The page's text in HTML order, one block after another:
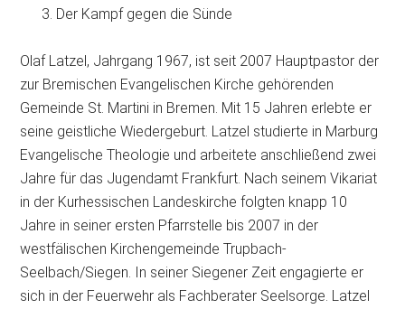
Der Kampf gegen die Sünde
Olaf Latzel, Jahrgang 1967, ist seit 2007 Hauptpastor der
zur Bremischen Evangelischen Kirche gehörenden
Gemeinde St. Martini in Bremen. Mit 15 Jahren erlebte er
seine geistliche Wiedergeburt. Latzel studierte in Marburg
Evangelische Theologie und arbeitete anschließend zwei
Jahre für das Jugendamt Frankfurt. Nach seinem Vikariat
in der Kurhessischen Landeskirche folgten knapp 10
Jahre in seiner ersten Pfarrstelle bis 2007 in der
westfälischen Kirchengemeinde Trupbach-
Seelbach/Siegen. In seiner Siegener Zeit engagierte er
sich in der Feuerwehr als Fachberater Seelsorge. Latzel